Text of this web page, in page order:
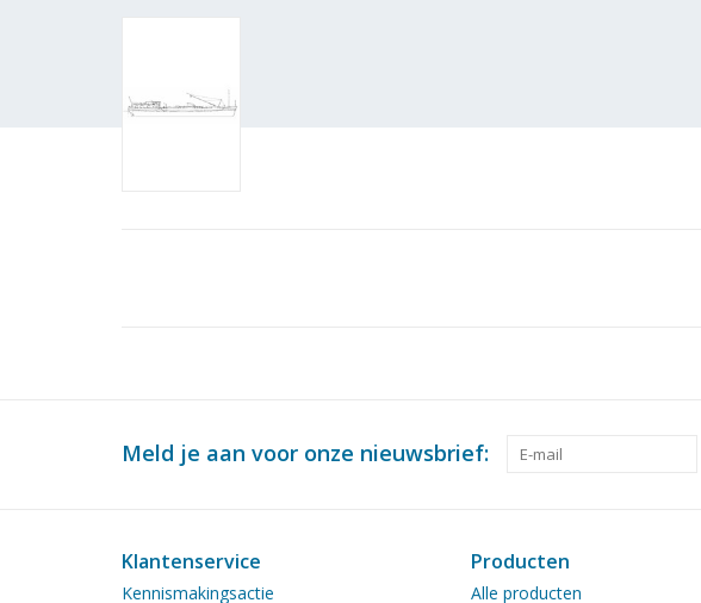
Meld je aan voor onze nieuwsbrief:
Klantenservice
Kennismakingsactie
Producten
Alle producten